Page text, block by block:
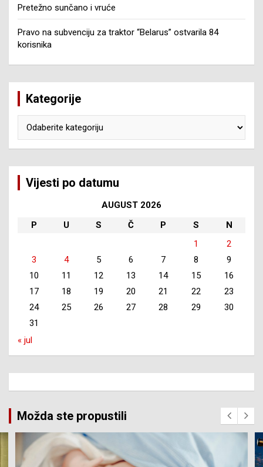
Pretežno sunčano i vruće
Pravo na subvenciju za traktor “Belarus” ostvarila 84
korisnika
Kategorije
Vijesti po datumu
AUGUST 2026
P
U S Č P S
N
1
2
3
4 5 6 7 8
9
10
11 12 13 14 15
16
17
18 19 20 21 22
23
24
25 26 27 28 29
30
31
« jul
Možda ste propustili